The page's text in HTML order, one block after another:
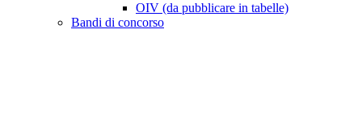
OIV (da pubblicare in tabelle)
Bandi di concorso